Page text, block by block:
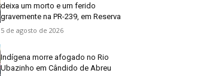
deixa um morto e um ferido
gravemente na PR-239, em Reserva
5 de agosto de 2026
Indígena morre afogado no Rio
Ubazinho em Cândido de Abreu